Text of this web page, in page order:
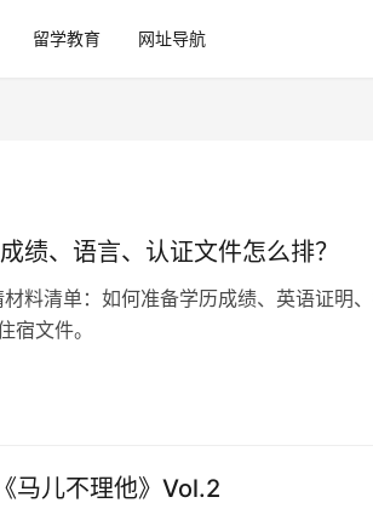
留学教育 网址导航
绩、语言、认证文件怎么排？
料清单：如何准备学历成绩、英语证明
宿文件。
马儿不理他》Vol.2